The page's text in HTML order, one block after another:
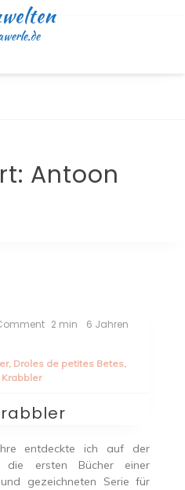
Antoon
on
Krabbler
2 min
6 Jahren
, Droles de petites Betes,
entdeckte ich auf der
die ersten Bücher einer
gezeichneten Serie für